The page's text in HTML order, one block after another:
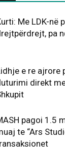
Me LDK-në
pa
e re ajrore
direkt
pagoi 1.5
te “Ars